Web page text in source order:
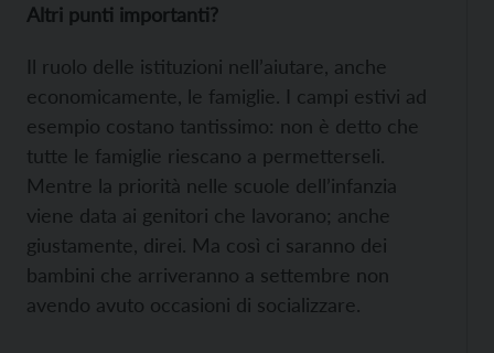
Altri punti importanti?
Il ruolo delle istituzioni nell’aiutare, anche
economicamente, le famiglie. I campi estivi ad
esempio costano tantissimo: non è detto che
tutte le famiglie riescano a permetterseli.
Mentre la priorità nelle scuole dell’infanzia
viene data ai genitori che lavorano; anche
giustamente, direi. Ma così ci saranno dei
bambini che arriveranno a settembre non
avendo avuto occasioni di socializzare.